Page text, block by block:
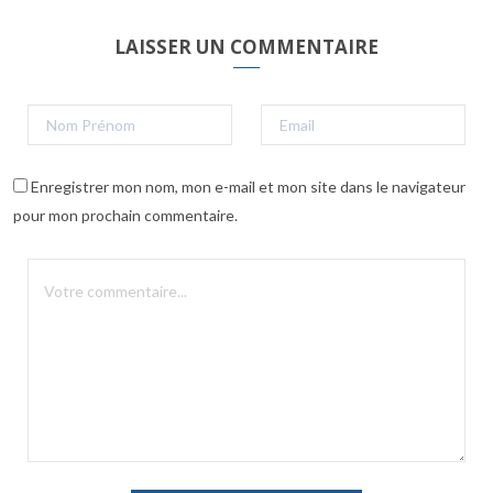
LAISSER UN COMMENTAIRE
Enregistrer mon nom, mon e-mail et mon site dans le navigateur
pour mon prochain commentaire.